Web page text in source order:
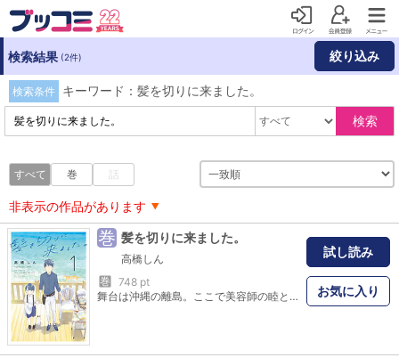
検索結果 (2件) 絞り込み
検索条件 キーワード：髪を切りに来ました。
検索
すべて 巻 話
非表示の作品があります
巻 髪を切りに来ました。
高橋しん
巻
748 pt
舞台は沖縄の離島。ここで美容師の睦と小学生の一星父子が慣れないふたり暮らしに挑戦です！緩やかな空気と島の人、美味しい食べ物を通じて、それぞれが成長していきます。毎日一生懸命で、疲れたあなたの心に効くあったかい物語！
試し読み
お気に入り